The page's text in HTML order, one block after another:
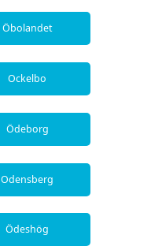
Öbolandet
Ockelbo
Ödeborg
Odensberg
Ödeshög